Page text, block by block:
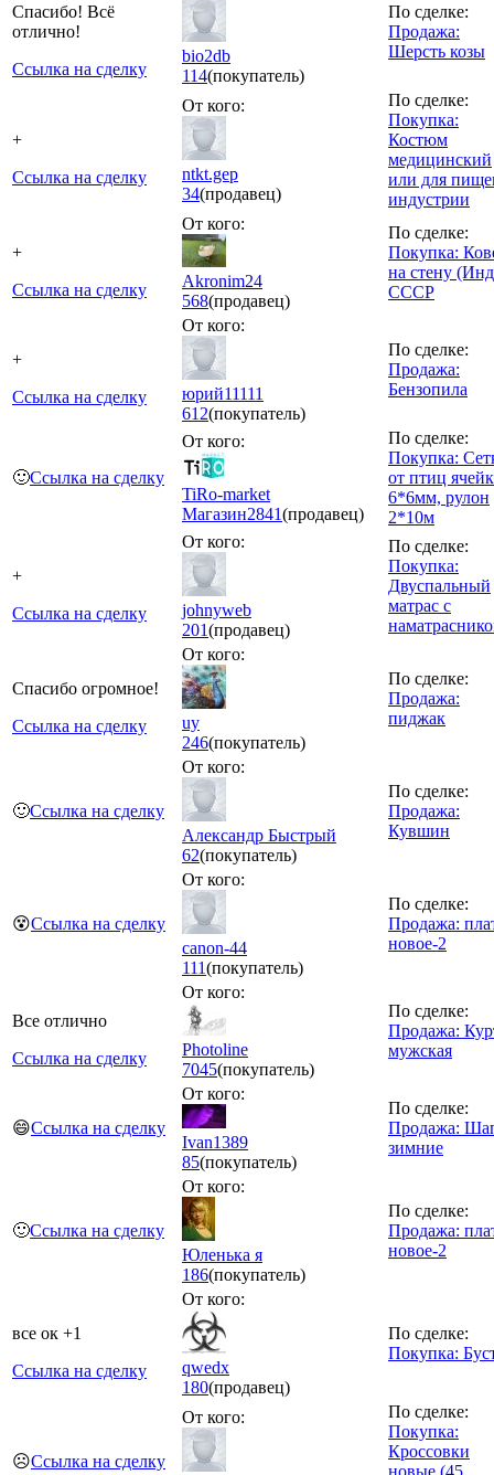
Спасибо! Всё
отлично!
Ссылка на сделку
bio2db
114(покупатель)
По сделке:
Продажа:
Шерсть козы
+
Ссылка на сделку
От кого:
ntkt.gep
34(продавец)
По сделке:
Покупка:
Костюм
медицинский
или для
индустрии
+
Ссылка на сделку
От кого:
Akronim24
568(продавец)
По сделке:
Покупка:
на стену
СССР
+
Ссылка на сделку
От кого:
юрий11111
612(покупатель)
По сделке:
Продажа:
Бензопила
🙂Ссылка на сделку
От кого:
TiRo-market
Магазин2841(продавец)
По сделке:
Покупка:
от птиц
6*6мм, рулон
2*10м
+
Ссылка на сделку
От кого:
johnyweb
201(продавец)
По сделке:
Покупка:
Двуспальный
матрас с
Спасибо огромное!
Ссылка на сделку
От кого:
uy
246(покупатель)
По сделке:
Продажа:
пиджак
🙂Ссылка на сделку
От кого:
Александр Быстрый
62(покупатель)
По сделке:
Продажа:
Кувшин
😵Ссылка на сделку
От кого:
canon-44
111(покупатель)
По сделке:
Продажа:
новое-2
Все отлично
Ссылка на сделку
От кого:
Photoline
7045(покупатель)
По сделке:
Продажа:
мужская
😄Ссылка на сделку
От кого:
Ivan1389
85(покупатель)
По сделке:
Продажа:
зимние
🙂Ссылка на сделку
От кого:
Юленька я
186(покупатель)
По сделке:
Продажа:
новое-2
все ок +1
Ссылка на сделку
От кого:
qwedx
180(продавец)
По сделке:
Покупка:
☹️Ссылка на сделку
От кого:
По сделке:
Покупка:
Кроссовки
новые (45